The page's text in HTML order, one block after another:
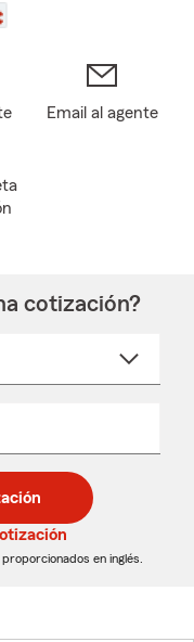
Email al agente
cotización?
en inglés.